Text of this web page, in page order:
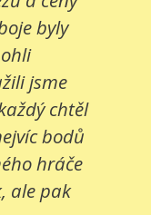
byly
jsme
chtěl
bodů
hráče
ale pak